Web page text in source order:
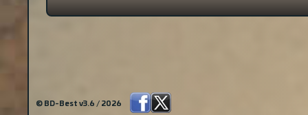
© BD-Best v3.6 / 2026